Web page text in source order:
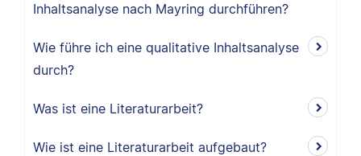
Inhaltsanalyse nach Mayring durchführen?
Wie führe ich eine qualitative Inhaltsanalyse
durch?
Was ist eine Literaturarbeit?
Wie ist eine Literaturarbeit aufgebaut?